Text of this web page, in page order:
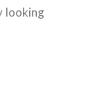
looking